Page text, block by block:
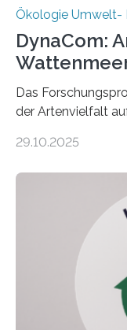
Ökologie Umwelt-
DynaCom:
Das
der Artenvielfalt
Beobachtungen
Oldenburg
Ökosystem
verlässlich
„DynaCom“: Die
(DFG) fördert das
zwei weitere Jahre
freuen uns sehr
29.10.2025